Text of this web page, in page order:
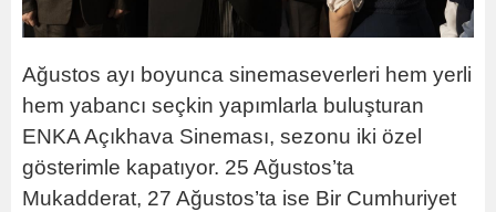
Ağustos ayı boyunca sinemaseverleri hem yerli
hem yabancı seçkin yapımlarla buluşturan
ENKA Açıkhava Sineması, sezonu iki özel
gösterimle kapatıyor. 25 Ağustos’ta
Mukadderat, 27 Ağustos’ta ise Bir Cumhuriyet